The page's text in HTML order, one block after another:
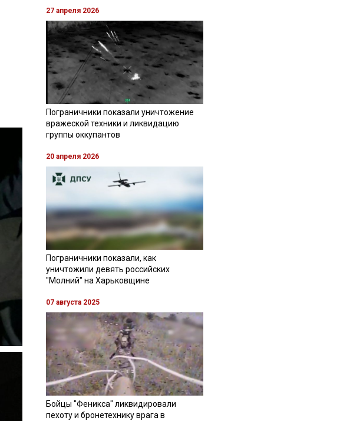
27 апреля 2026
Пограничники показали уничтожение
вражеской техники и ликвидацию
группы оккупантов
20 апреля 2026
Пограничники показали, как
уничтожили девять российских
"Молний" на Харьковщине
07 августа 2025
Бойцы "Феникса" ликвидировали
пехоту и бронетехнику врага в